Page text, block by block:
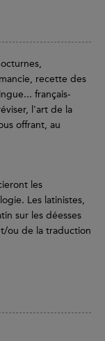
recette des
français-
l'art de la
offrant, au
les
Les latinistes,
sur les déesses
ou de la traduction